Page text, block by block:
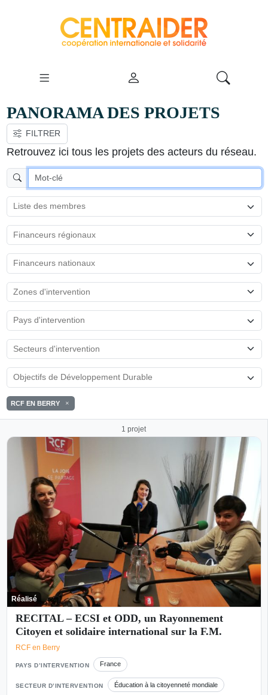
PANORAMA DES PROJETS
FILTRER
Retrouvez ici tous les projets des acteurs du réseau.
RCF EN BERRY
1 projet
Réalisé
RECITAL – ECSI et ODD, un Rayonnement
Citoyen et solidaire international sur la F.M.
RCF en Berry
PAYS D’INTERVENTION France
SECTEUR D’INTERVENTION Éducation à la citoyenneté mondiale